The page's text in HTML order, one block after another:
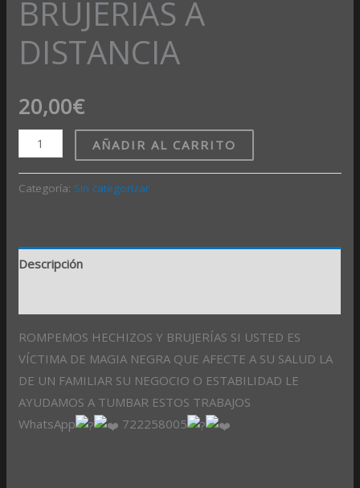
BRUJERIAS A
DISTANCIA
20,00€
AÑADIR AL CARRITO
Categoría: Sin categorizar
Descripción
ROMPEMOS HECHIZOS Y BRUJERÍAS SI USTED ES
VÍCTIMA DE MAGIA NEGRA QUE AFECTE A SU SALUD LA
DE UN FAMILIAR SU NEGOCIO O ESTABILIDAD LE
AYUDAMOS A TUMBAR ESTOS TRABAJOS
WhatsApp
722258005